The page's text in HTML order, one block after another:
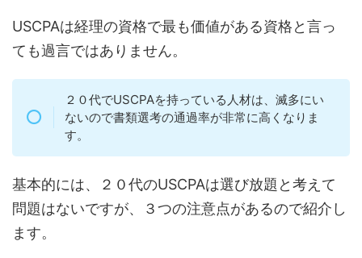
USCPAは経理の資格で最も価値がある資格と言っ
ても過言ではありません。
２０代でUSCPAを持っている人材は、滅多にい
ないので書類選考の通過率が非常に高くなりま
す。
基本的には、２０代のUSCPAは選び放題と考えて
問題はないですが、３つの注意点があるので紹介し
ます。